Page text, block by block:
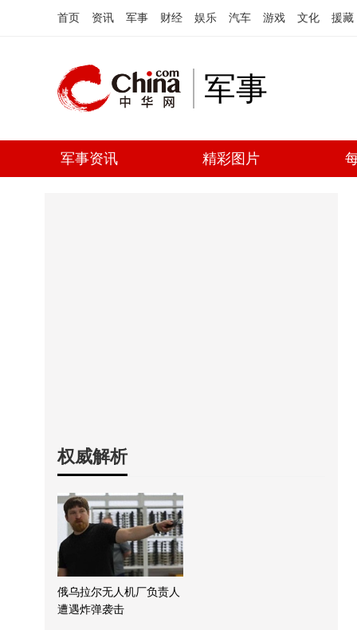
首页 资讯 军事 财经 娱乐 汽车 游戏 文化 援藏
军事
军事资讯 精彩图片
权威解析
俄乌拉尔无人机厂负责人
遭遇炸弹袭击